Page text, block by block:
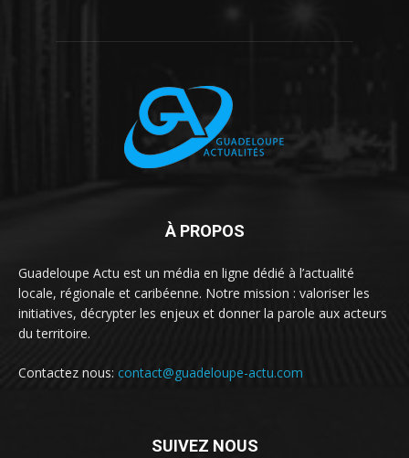
À PROPOS
Guadeloupe Actu est un média en ligne dédié à l’actualité
locale, régionale et caribéenne. Notre mission : valoriser les
initiatives, décrypter les enjeux et donner la parole aux acteurs
du territoire.
Contactez nous: contact@guadeloupe-actu.com
SUIVEZ NOUS